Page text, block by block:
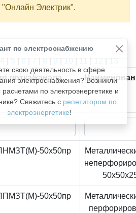
Электрик".
по электроснабжению
свою деятельность в сфере
электроснабжения? Возникли
по электроэнергетике и
Свяжитесь с репетитором по
электроэнергетике!
366из366записей.
4 | 5 | 6 | 7 | 8 | 9 | 10 | 11 | 12 | 13
лотка/канала
50x50пр
50x50пр